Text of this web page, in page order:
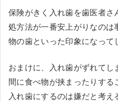
保険がきく入れ歯を歯医者
処方法が一番安上がりなのは
物の歯といった印象になって
おまけに、入れ歯がずれて
間に食べ物が挟まったりする
入れ歯にするのは嫌だと考え